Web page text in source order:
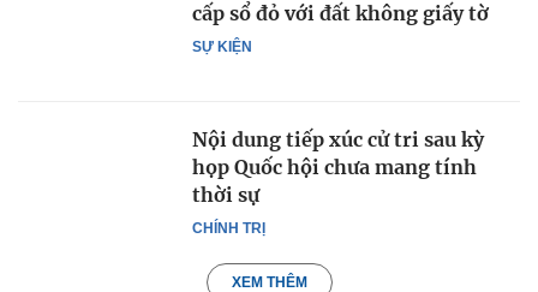
SỰ KIỆN
cấp sổ đỏ với đất không giấy tờ
CHÍNH TRỊ
Nội dung tiếp xúc cử tri sau kỳ
họp Quốc hội chưa mang tính
thời sự
XEM THÊM